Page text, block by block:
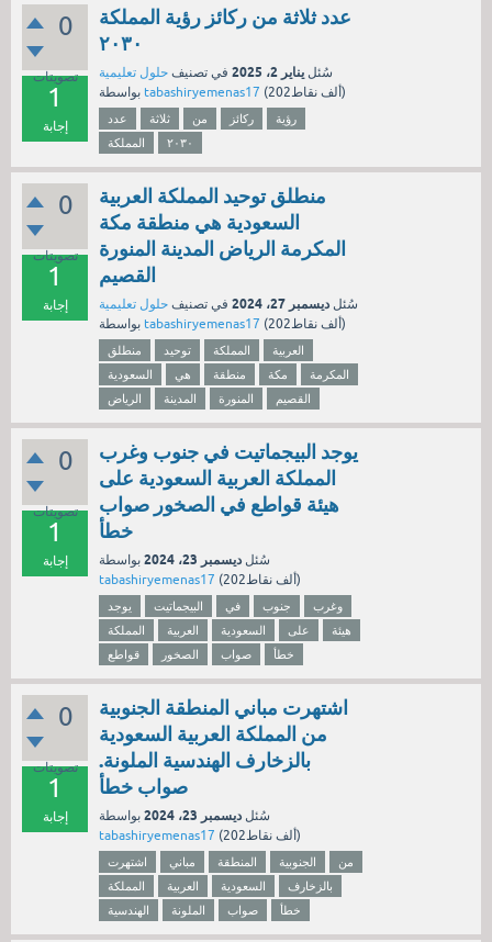
0
تصويتات
1
إجابة
عدد ثلاثة من ركائز رؤية المملكة
٢٠٣٠
سُئل يناير 2، 2025 في تصنيف حلول تعليمية
tabashiryemenas17 ( 202ألف نقاط)
عدد ثلاثة من ركائز
رؤية
المملكة
٢٠٣٠
0
تصويتات
1
إجابة
منطلق توحيد المملكة العربية
السعودية هي منطقة مكة
المكرمة الرياض المدينة المنورة
القصيم
سُئل ديسمبر 27، 2024 في تصنيف حلول تعليمية
tabashiryemenas17 ( 202ألف نقاط)
منطلق توحيد المملكة
العربية
السعودية
هي منطقة مكة
المكرمة
الرياض
المدينة المنورة القصيم
0
تصويتات
1
إجابة
يوجد البيجماتيت في جنوب وغرب
المملكة العربية السعودية على
هيئة قواطع في الصخور صواب
خطأ
سُئل ديسمبر 23، 2024
بواسطة
tabashiryemenas17 ( 202ألف نقاط)
يوجد البيجماتيت في جنوب
وغرب
المملكة
العربية السعودية على
هيئة
قواطع
الصخور صواب خطأ
0
تصويتات
1
إجابة
اشتهرت مباني المنطقة الجنوبية
من المملكة العربية السعودية
بالزخارف الهندسية الملونة.
صواب خطأ
سُئل ديسمبر 23، 2024
بواسطة
tabashiryemenas17 ( 202ألف نقاط)
اشتهرت مباني المنطقة الجنوبية
من
المملكة
العربية السعودية
بالزخارف
الهندسية
الملونة صواب خطأ